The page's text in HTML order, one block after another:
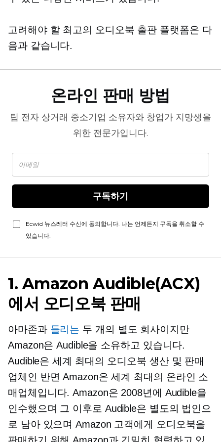
고려해야 할 최고의 오디오북 출판 플랫폼은 다
음과 같습니다.
온라인 판매 방법
팁 전자 상거래 중소기업 소유자와 창업가 지망생을
위한 전문가입니다.
구독하기
Ecwid 뉴스레터 수신에 동의합니다. 나는 언제든지 구독을 취소할 수
있습니다.
1. Amazon Audible(ACX)
에서 오디오북 판매
아마존과 들리는 두 개의 별도 회사이지만
Amazon은 Audible을 소유하고 있습니다.
Audible은 세계 최대의 오디오북 생산 및 판매
업체인 반면 Amazon은 세계 최대의 온라인 소
매업체입니다. Amazon은 2008년에 Audible을
인수했으며 그 이후로 Audible은 별도의 법인으
로 남아 있으며 Amazon 고객에게 오디오북을